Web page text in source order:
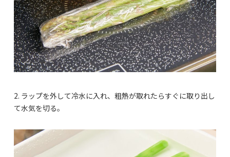
2. ラップを外して冷水に入れ、粗熱が取れたらすぐに取り出し
て水気を切る。